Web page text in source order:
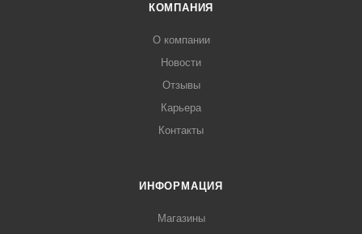
КОМПАНИЯ
О компании
Новости
Отзывы
Карьера
Контакты
ИНФОРМАЦИЯ
Магазины